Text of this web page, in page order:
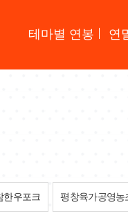
테마별 연봉 연
한우포크 평창육가공영농